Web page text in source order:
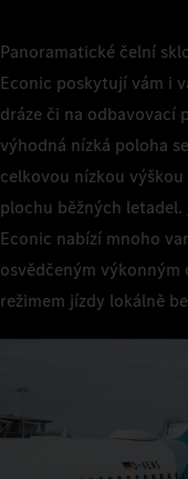
Panoramatické čelní
Econic poskytují vám i
dráze či na odbavovací
výhodná nízká poloha
celkovou nízkou
plochu běžných
Econic nabízí mnoho
osvědčeným
režimem jízdy lokálně